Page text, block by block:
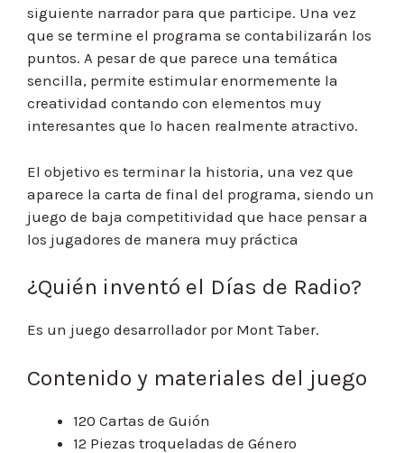
siguiente narrador para que participe. Una vez
que se termine el programa se contabilizarán los
puntos. A pesar de que parece una temática
sencilla, permite estimular enormemente la
creatividad contando con elementos muy
interesantes que lo hacen realmente atractivo.
El objetivo es terminar la historia, una vez que
aparece la carta de final del programa, siendo un
juego de baja competitividad que hace pensar a
los jugadores de manera muy práctica
¿Quién inventó el Días de Radio?
Es un juego desarrollador por Mont Taber.
Contenido y materiales del juego
120 Cartas de Guión
12 Piezas troqueladas de Género